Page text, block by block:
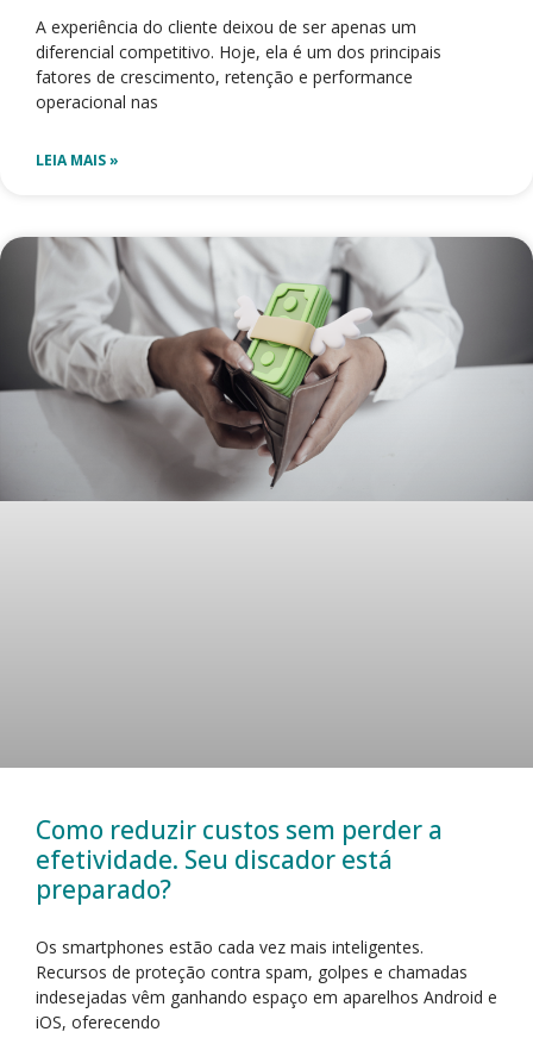
A experiência do cliente deixou de ser apenas um
diferencial competitivo. Hoje, ela é um dos principais
fatores de crescimento, retenção e performance
operacional nas
LEIA MAIS »
Como reduzir custos sem perder a
efetividade. Seu discador está
preparado?
Os smartphones estão cada vez mais inteligentes.
Recursos de proteção contra spam, golpes e chamadas
indesejadas vêm ganhando espaço em aparelhos Android e
iOS, oferecendo